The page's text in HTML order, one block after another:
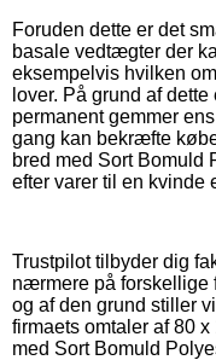
Foruden dette er det
basale vedtægter der
eksempelvis hvilken
lover. På grund af
permanent gemmer
gang kan bekræfte
bred med Sort Bomuld
efter varer til en kvinde
Trustpilot tilbyder dig
nærmere på forskellige
og af den grund stiller
firmaets omtaler af 80
med Sort Bomuld